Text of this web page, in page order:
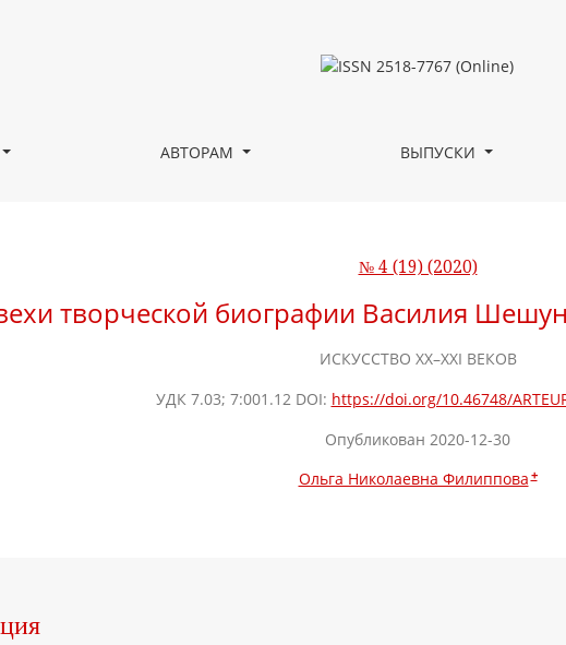
биографии Василия Шешунова – «певца уссурийской тайги»
АВТОРАМ ВЫПУСКИ
№ 4 (19) (2020)
творческой биографии Василия
ИСКУССТВО XX–XXI ВЕКОВ
УДК 7.03; 7:001.12 DOI: https://doi.org/10.46748/
Опубликован 2020-12-30
Ольга Николаевна Филиппова +